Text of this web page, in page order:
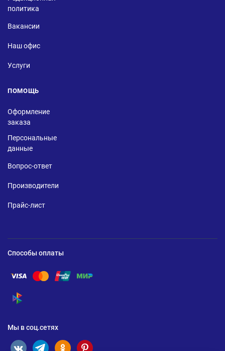
политика
Вакансии
Наш офис
Услуги
ПОМОЩЬ
Оформление
заказа
Персональные
данные
Вопрос-ответ
Производители
Прайс-лист
Способы оплаты
Помощь по оплате Visa
Помощь по оплате Mastercard
Помощь по оплате UnionPay
Помощь по оплате Мир
Помощь по оплате СБП
Мы в соц.сетях